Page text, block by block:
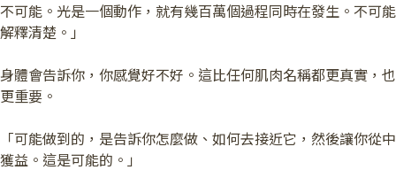
不可能。光是一個動作，就有幾百萬個過程同時在發生。不可能
解釋清楚。」
身體會告訴你，你感覺好不好。這比任何肌肉名稱都更真實，也
更重要。
「可能做到的，是告訴你怎麼做、如何去接近它，然後讓你從中
獲益。這是可能的。」